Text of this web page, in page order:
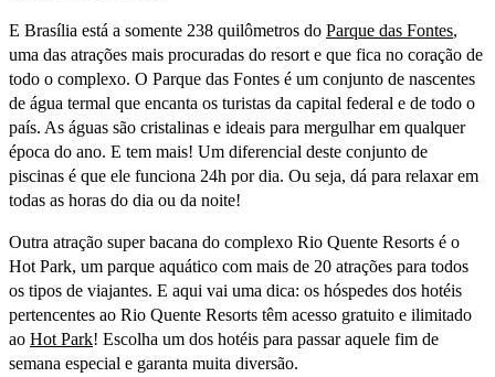
E Brasília está a somente 238 quilômetros do Parque das Fontes,
uma das atrações mais procuradas do resort e que fica no coração de
todo o complexo. O Parque das Fontes é um conjunto de nascentes
de água termal que encanta os turistas da capital federal e de todo o
país. As águas são cristalinas e ideais para mergulhar em qualquer
época do ano. E tem mais! Um diferencial deste conjunto de
piscinas é que ele funciona 24h por dia. Ou seja, dá para relaxar em
todas as horas do dia ou da noite!
Outra atração super bacana do complexo Rio Quente Resorts é o
Hot Park, um parque aquático com mais de 20 atrações para todos
os tipos de viajantes. E aqui vai uma dica: os hóspedes dos hotéis
pertencentes ao Rio Quente Resorts têm acesso gratuito e ilimitado
ao Hot Park! Escolha um dos hotéis para passar aquele fim de
semana especial e garanta muita diversão.